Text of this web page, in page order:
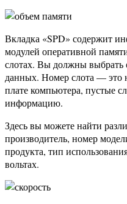
Вкладка «SPD» содержит
модулей оперативной
слотах. Вы должны выбрать
данных. Номер слота — это
плате компьютера, пустые
информацию.
Здесь вы можете найти
производитель, номер
продукта, тип
вольтах.